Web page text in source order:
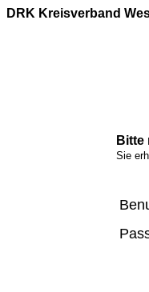
DRK Kreisverband
Bitte
Sie